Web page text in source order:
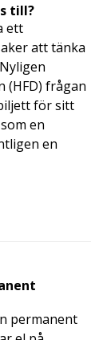
till?
ett
att tänka
(HFD) frågan
för sitt
en
en
permanent